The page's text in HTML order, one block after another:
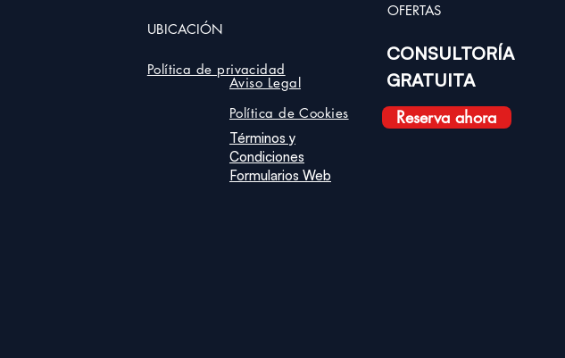
UBICACIÓN
Política de privacidad
OFERTAS
CONSULTORÍA
GRATUITA
Reserva ahora
Aviso Legal
Política de Cookies
Términos y
Condiciones
Formularios Web